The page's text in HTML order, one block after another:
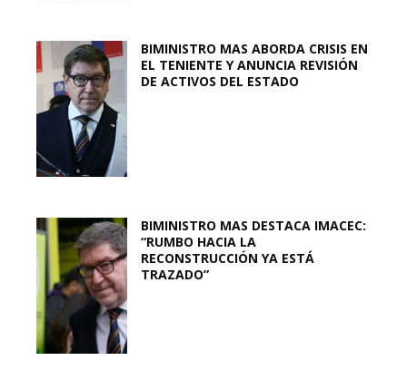
BIMINISTRO MAS ABORDA CRISIS EN
EL TENIENTE Y ANUNCIA REVISIÓN
DE ACTIVOS DEL ESTADO
BIMINISTRO MAS DESTACA IMACEC:
“RUMBO HACIA LA
RECONSTRUCCIÓN YA ESTÁ
TRAZADO”